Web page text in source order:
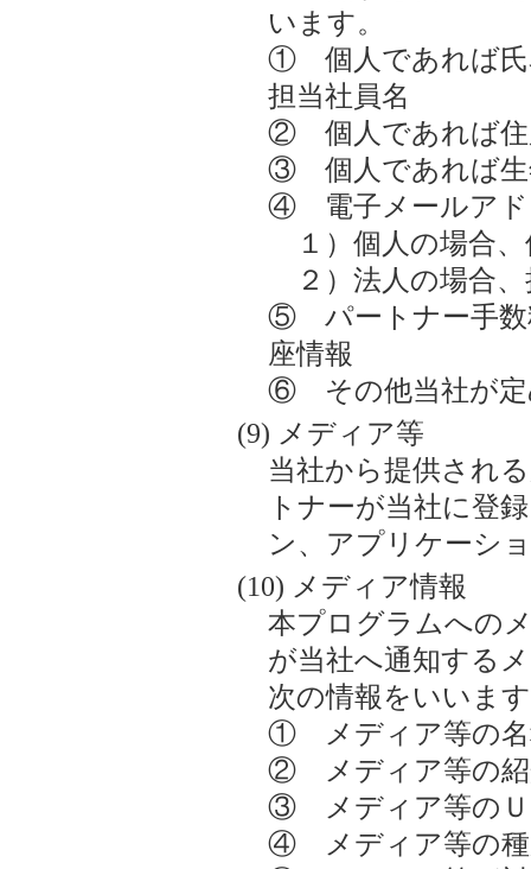
います。
① 個人であれば氏
担当社員名
② 個人であれば住
③ 個人であれば生
④ 電子メールアド
１）個人の場合、
２）法人の場合、
⑤ パートナー手数
座情報
⑥ その他当社が定
メディア等
当社から提供され
トナーが当社に登
ン、アプリケーシ
メディア情報
本プログラムへの
が当社へ通知する
次の情報をいいま
① メディア等の名
② メディア等の紹
③ メディア等のＵ
④ メディア等の種